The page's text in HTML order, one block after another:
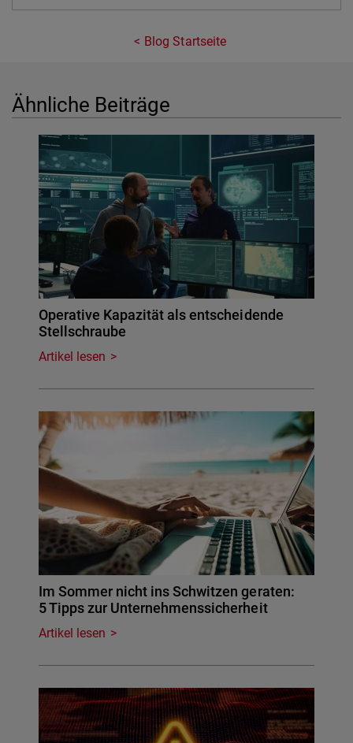
Blog Startseite
Ähnliche Beiträge
Operative Kapazität als entscheidende
Stellschraube
Artikel lesen
Im Sommer nicht ins Schwitzen geraten:
5 Tipps zur Unternehmenssicherheit
Artikel lesen